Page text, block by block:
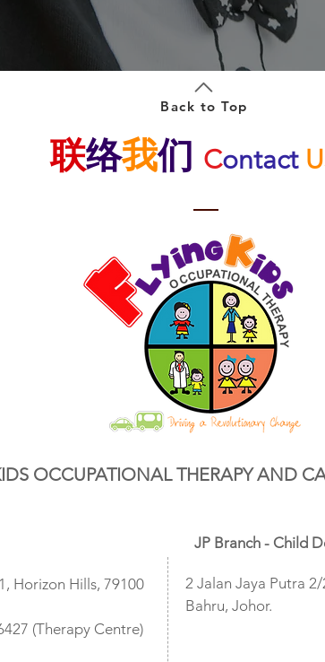
Back to Top
联络我们 Contact
OCCUPATIONAL THERAPY AND
JP Branch - Child
Horizon Hills, 79100
(Therapy Centre)
2 Jalan Jaya Putra
Bahru, Johor.